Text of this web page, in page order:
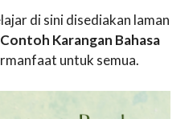
di sini disediakan laman
Karangan Bahasa
untuk semua.